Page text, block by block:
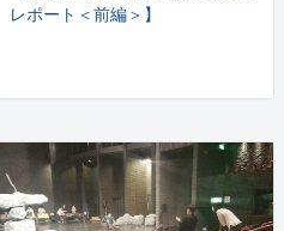
レポート＜前編＞】